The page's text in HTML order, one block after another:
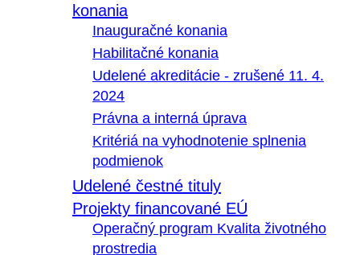
konania
Inauguračné konania
Habilitačné konania
Udelené akreditácie - zrušené 11. 4.
2024
Právna a interná úprava
Kritériá na vyhodnotenie splnenia
podmienok
Udelené čestné tituly
Projekty financované EÚ
Operačný program Kvalita životného
prostredia